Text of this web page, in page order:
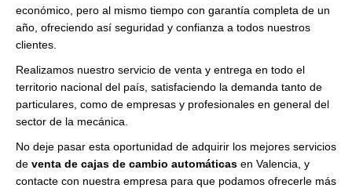
económico, pero al mismo tiempo con garantía completa de un
año, ofreciendo así seguridad y confianza a todos nuestros
clientes.
Realizamos nuestro servicio de venta y entrega en todo el
territorio nacional del país, satisfaciendo la demanda tanto de
particulares, como de empresas y profesionales en general del
sector de la mecánica.
No deje pasar esta oportunidad de adquirir los mejores servicios
de venta de cajas de cambio automáticas en Valencia, y
contacte con nuestra empresa para que podamos ofrecerle más